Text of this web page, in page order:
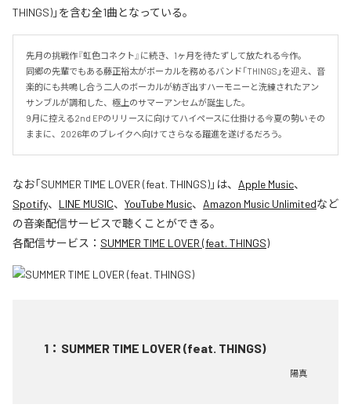
THINGS)」を含む全1曲となっている。
先月の挑戦作『虹色コネクト』に続き、1ヶ月を待たずして放たれる今作。
同郷の先輩でもある藤正裕太がボーカルを務めるバンド「THINGS」を迎え、音
楽的にも共鳴し合う二人のボーカルが紡ぎ出すハーモニーと洗練されたアン
サンブルが調和した、極上のサマーアンセムが誕生した。
9月に控える2nd EPのリリースに向けてハイペースに仕掛ける今夏の勢いその
ままに、2026年のブレイクへ向けてさらなる躍進を遂げるだろう。
なお「SUMMER TIME LOVER (feat. THINGS)」は、 Apple Music、
Spotify、 LINE MUSIC、 YouTube Music、 Amazon Music Unlimitedなど
の音楽配信サービスで聴くことができる。
各配信サービス： SUMMER TIME LOVER (feat. THINGS)
1 ： SUMMER TIME LOVER (feat. THINGS)
陽真